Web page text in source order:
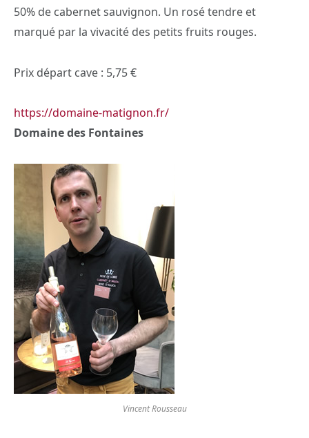
50% de cabernet sauvignon. Un rosé tendre et
marqué par la vivacité des petits fruits rouges.
Prix départ cave : 5,75 €
https://domaine-matignon.fr/
Domaine des Fontaines
Vincent Rousseau